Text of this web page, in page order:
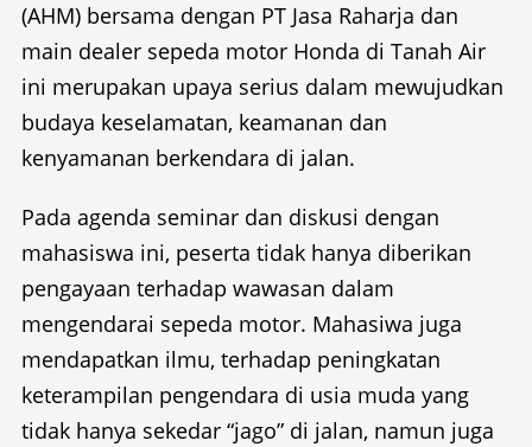
(AHM) bersama dengan PT Jasa Raharja dan
main dealer sepeda motor Honda di Tanah Air
ini merupakan upaya serius dalam mewujudkan
budaya keselamatan, keamanan dan
kenyamanan berkendara di jalan.
Pada agenda seminar dan diskusi dengan
mahasiswa ini, peserta tidak hanya diberikan
pengayaan terhadap wawasan dalam
mengendarai sepeda motor. Mahasiwa juga
mendapatkan ilmu, terhadap peningkatan
keterampilan pengendara di usia muda yang
tidak hanya sekedar “jago” di jalan, namun juga